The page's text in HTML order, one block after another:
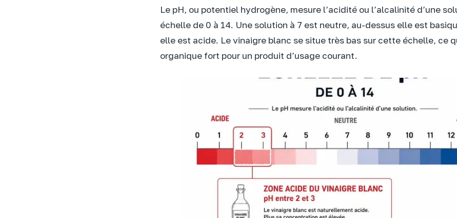
Le pH, ou potentiel hydrogène, mesure l’acidité ou l’alcalinité d’une
échelle de 0 à 14. Une solution à 7 est neutre, au-dessus elle est
elle est acide. Le vinaigre blanc se situe très bas sur cette échelle, ce
organique fort pour un produit d’usage courant.